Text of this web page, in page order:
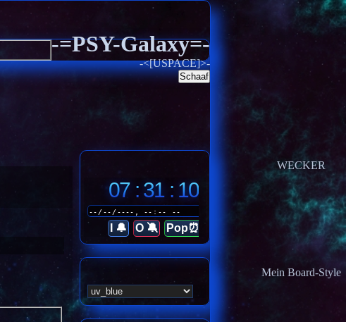
-=PSY-Galaxy=-
-<[USPACE]>-
Schaaf
WECKER
07 : 31 : 13
I 🔔 O 🔕 Pop⏰
Mein Board-Style